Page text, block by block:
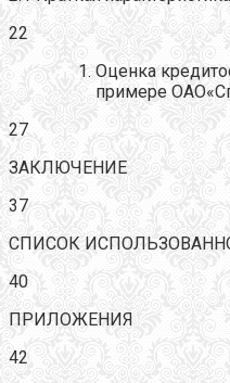
22
Оценка
примере
27
ЗАКЛЮЧЕНИЕ
37
СПИСОК
40
ПРИЛОЖЕНИЯ
42